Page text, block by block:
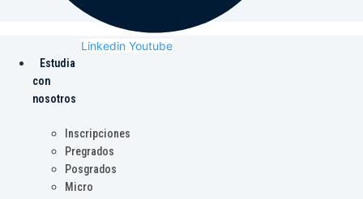
Linkedin Youtube
Estudia
con
nosotros
Inscripciones
Pregrados
Posgrados
Micro